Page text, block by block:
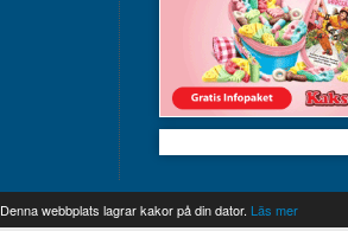
Denna webbplats lagrar kakor på din dator. Läs mer